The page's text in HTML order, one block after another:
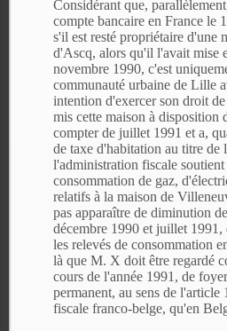
Considérant que,
compte bancaire en France le
s'il est resté propriétaire d'une
d'Ascq, alors qu'il l'avait mise
novembre 1990, c'est
communauté urbaine de Lille
intention d'exercer son droit
mis cette maison à disposition
compter de juillet 1991 et a,
de taxe d'habitation au titre de
l'administration fiscale soutient
consommation de gaz,
relatifs à la maison de
pas apparaître de diminution
décembre 1990 et juillet 1991,
les relevés de consommation
là que M. X doit être regardé
cours de l'année 1991, de
permanent, au sens de l'article
fiscale franco-belge, qu'en